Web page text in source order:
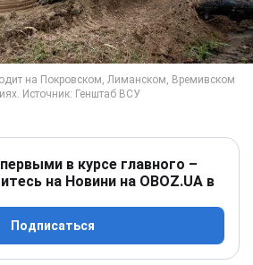
в курсе главного –
на Новини на OBOZ.UA в
Подписаться